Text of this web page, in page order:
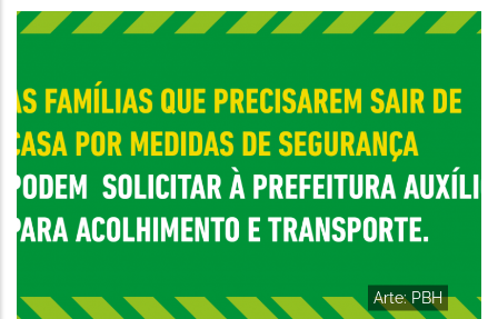
navegação
Arte: PBH